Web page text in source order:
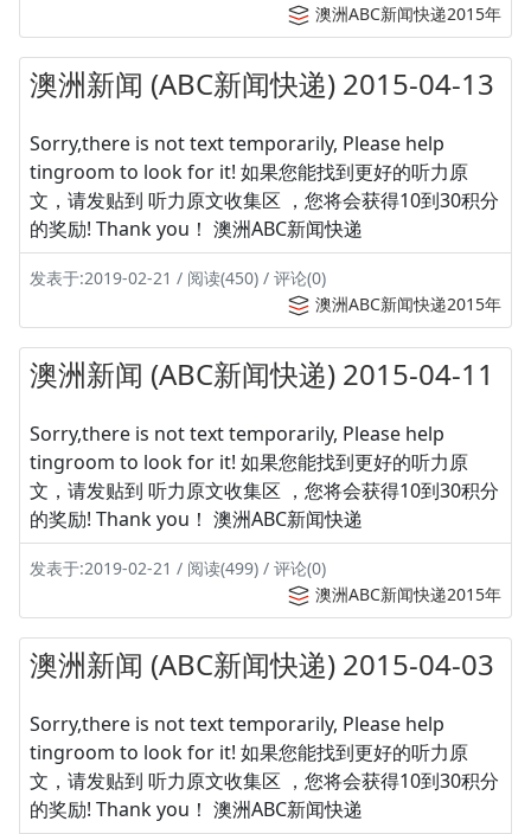
澳洲ABC新闻快递2015年
澳洲新闻 (ABC新闻快递) 2015-04-13
Sorry,there is not text temporarily, Please help
tingroom to look for it! 如果您能找到更好的听力原
文，请发贴到 听力原文收集区 ，您将会获得10到30积分
的奖励! Thank you！ 澳洲ABC新闻快递
发表于:2019-02-21 / 阅读(450) / 评论(0)
澳洲ABC新闻快递2015年
澳洲新闻 (ABC新闻快递) 2015-04-11
Sorry,there is not text temporarily, Please help
tingroom to look for it! 如果您能找到更好的听力原
文，请发贴到 听力原文收集区 ，您将会获得10到30积分
的奖励! Thank you！ 澳洲ABC新闻快递
发表于:2019-02-21 / 阅读(499) / 评论(0)
澳洲ABC新闻快递2015年
澳洲新闻 (ABC新闻快递) 2015-04-03
Sorry,there is not text temporarily, Please help
tingroom to look for it! 如果您能找到更好的听力原
文，请发贴到 听力原文收集区 ，您将会获得10到30积分
的奖励! Thank you！ 澳洲ABC新闻快递